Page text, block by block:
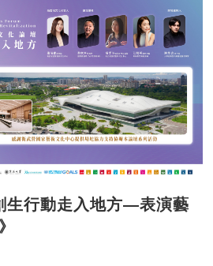
生行動走入地方—表演藝